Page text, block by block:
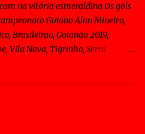
na vitória esmeraldina Os gols
Goiano Alan Mineiro,
Brasileirão, Goianão 2019,
Vila Nova, Tigrinho, Serra